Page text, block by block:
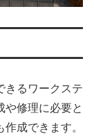
きるワークステ
や修理に必要と
成できます。